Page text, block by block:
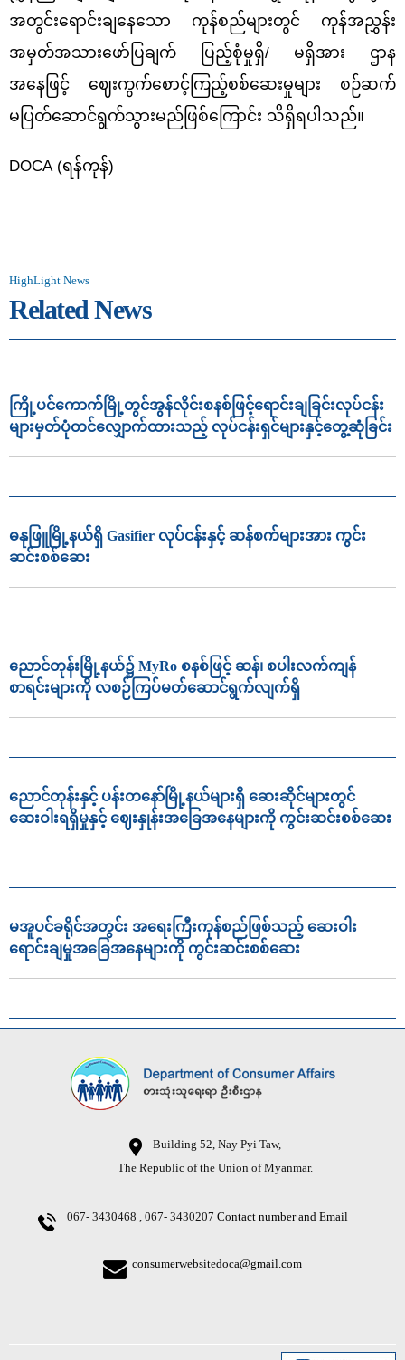
အတွင်းရောင်းချနေသော ကုန်စည်များတွင် ကုန်အညွှန်း
အမှတ်အသားဖော်ပြချက် ပြည့်စုံမှုရှိ/ မရှိအား ဌာန
အနေဖြင့် ဈေးကွက်စောင့်ကြည့်စစ်ဆေးမှုများ စဉ်ဆက်
မပြတ်ဆောင်ရွက်သွားမည်ဖြစ်ကြောင်း သိရှိရပါသည်။
DOCA(ရန်ကုန်)
HighLight News
Related News
ကြို့ပင်ကောက်မြို့တွင်အွန်လိုင်းစနစ်ဖြင့်ရောင်းချခြင်းလုပ်ငန်း
များမှတ်ပုံတင်လျှောက်ထားသည့် လုပ်ငန်းရှင်များနှင့်တွေ့ဆုံခြင်း
ဓနုဖြူမြို့နယ်ရှိ Gasifier လုပ်ငန်းနှင့် ဆန်စက်များအား ကွင်း
ဆင်းစစ်ဆေး
ညောင်တုန်းမြို့နယ်၌ MyRo စနစ်ဖြင့် ဆန်၊ စပါးလက်ကျန်
စာရင်းများကို လစဉ်ကြပ်မတ်ဆောင်ရွက်လျက်ရှိ
ညောင်တုန်းနှင့် ပန်းတနော်မြို့နယ်များရှိ ဆေးဆိုင်များတွင်
ဆေးဝါးရရှိမှုနှင့် ဈေးနှုန်းအခြေအနေများကို ကွင်းဆင်းစစ်ဆေး
မအူပင်ခရိုင်အတွင်း အရေးကြီးကုန်စည်ဖြစ်သည့် ဆေးဝါး
ရောင်းချမှုအခြေအနေများကို ကွင်းဆင်းစစ်ဆေး
Building 52, Nay Pyi Taw,
The Republic of the Union of Myanmar.
067- 3430468 , 067- 3430207 Contact number and Email
consumerwebsitedoca@gmail.com